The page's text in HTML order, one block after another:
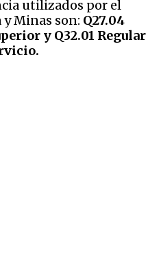
utilizados por el
Minas son: Q27.04
y Q32.01 Regular